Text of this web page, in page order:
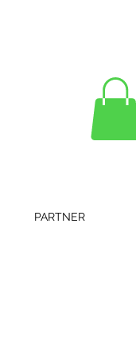
PARTNER